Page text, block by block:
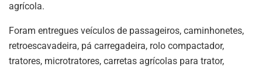
agrícola.
Foram entregues veículos de passageiros, caminhonetes,
retroescavadeira, pá carregadeira, rolo compactador,
tratores, microtratores, carretas agrícolas para trator,